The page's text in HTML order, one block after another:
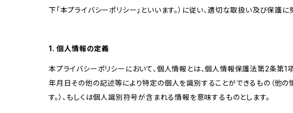
下「本プライバシーポリシー」といいます。）に従い、適切な取扱い及び保護に
1. 個人情報の定義
本プライバシーポリシーにおいて、個人情報とは、個人情報保護法第2条第
年月日その他の記述等により特定の個人を識別することができるもの（他
す。）、もしくは個人識別符号が含まれる情報を意味するものとします。